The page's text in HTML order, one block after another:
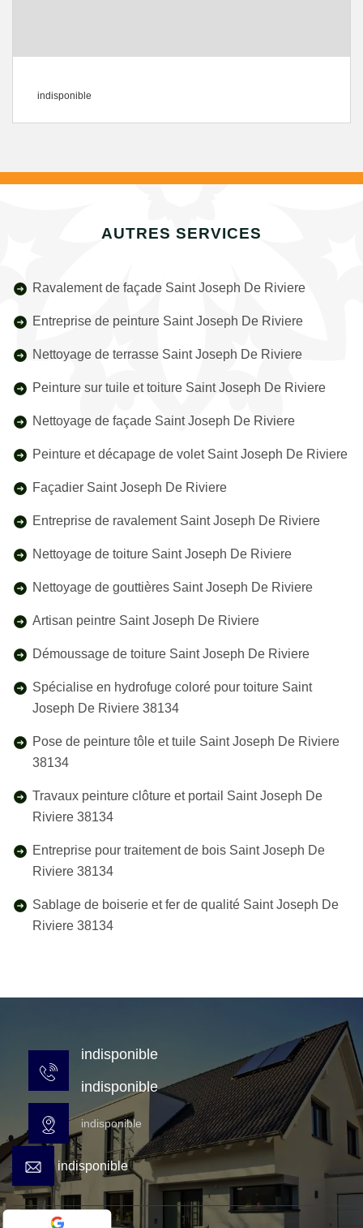
indisponible
AUTRES SERVICES
Ravalement de façade Saint Joseph De Riviere
Entreprise de peinture Saint Joseph De Riviere
Nettoyage de terrasse Saint Joseph De Riviere
Peinture sur tuile et toiture Saint Joseph De Riviere
Nettoyage de façade Saint Joseph De Riviere
Peinture et décapage de volet Saint Joseph De Riviere
Façadier Saint Joseph De Riviere
Entreprise de ravalement Saint Joseph De Riviere
Nettoyage de toiture Saint Joseph De Riviere
Nettoyage de gouttières Saint Joseph De Riviere
Artisan peintre Saint Joseph De Riviere
Démoussage de toiture Saint Joseph De Riviere
Spécialise en hydrofuge coloré pour toiture Saint
Joseph De Riviere 38134
Pose de peinture tôle et tuile Saint Joseph De Riviere
38134
Travaux peinture clôture et portail Saint Joseph De
Riviere 38134
Entreprise pour traitement de bois Saint Joseph De
Riviere 38134
Sablage de boiserie et fer de qualité Saint Joseph De
Riviere 38134
indisponible
indisponible
indisponible
indisponible